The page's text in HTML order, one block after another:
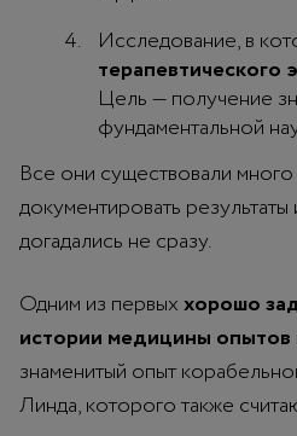
Исследование, в
Цель — получение
фундаментальной
Все они существовали
документировать
догадались не сразу.
Одним из первыххорошо
истории медицины
знаменитый опыт
Линда, которого также